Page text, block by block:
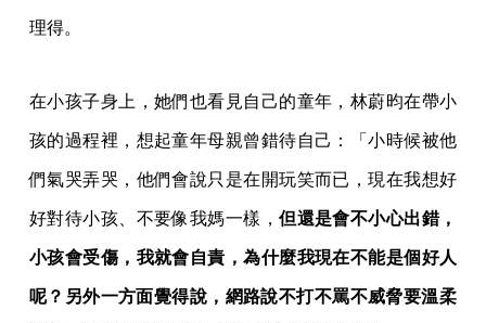
理得。
在小孩子身上，她們也看見自己的童年，林蔚昀在帶小
孩的過程裡，想起童年母親曾錯待自己：「小時候被他
們氣哭弄哭，他們會說只是在開玩笑而已，現在我想好
好對待小孩、不要像我媽一樣，但還是會不小心出錯，
小孩會受傷，我就會自責，為什麼我現在不能是個好人
呢？另外一方面覺得說， 網路說不打不罵不威脅要溫柔